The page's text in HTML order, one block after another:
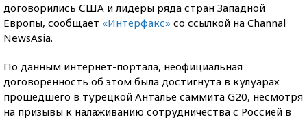
договорились США и лидеры ряда стран Западной
Европы, сообщает «Интерфакс» со ссылкой на Channal
NewsAsia.
По данным интернет-портала, неофициальная
договоренность об этом была достигнута в кулуарах
прошедшего в турецкой Анталье саммита G20, несмотря
на призывы к налаживанию сотрудничества с Россией в